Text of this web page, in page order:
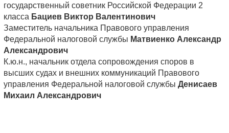
государственный советник Российской Федерации 2
класса Бациев Виктор Валентинович
Заместитель начальника Правового управления
Федеральной налоговой службы Матвиенко Александр
Александрович
К.ю.н., начальник отдела сопровождения споров в
высших судах и внешних коммуникаций Правового
управления Федеральной налоговой службы Денисаев
Михаил Александрович